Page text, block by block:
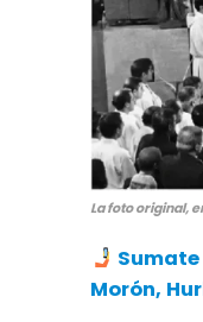
La foto original,
Morón,